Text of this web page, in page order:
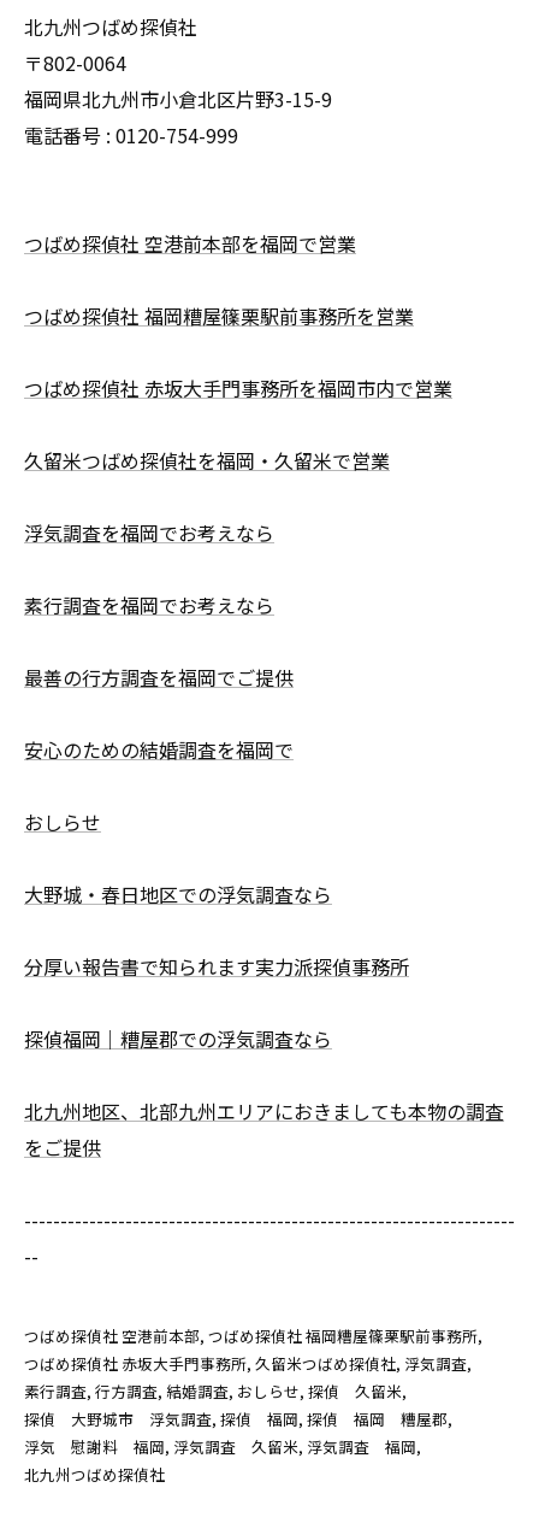
北九州つばめ探偵社
〒802-0064
福岡県北九州市小倉北区片野3-15-9
電話番号 : 0120-754-999
つばめ探偵社 空港前本部を福岡で営業
つばめ探偵社 福岡糟屋篠栗駅前事務所を営業
つばめ探偵社 赤坂大手門事務所を福岡市内で営業
久留米つばめ探偵社を福岡・久留米で営業
浮気調査を福岡でお考えなら
素行調査を福岡でお考えなら
最善の行方調査を福岡でご提供
安心のための結婚調査を福岡で
おしらせ
大野城・春日地区での浮気調査なら
分厚い報告書で知られます実力派探偵事務所
探偵福岡｜糟屋郡での浮気調査なら
北九州地区、北部九州エリアにおきましても本物の調査
をご提供
--------------------------------------------------------------------
--
つばめ探偵社 空港前本部 つばめ探偵社 福岡糟屋篠栗駅前事務所
つばめ探偵社 赤坂大手門事務所 久留米つばめ探偵社 浮気調査
素行調査 行方調査 結婚調査 おしらせ 探偵 久留米
探偵 大野城市 浮気調査 探偵 福岡 探偵 福岡 糟屋郡
浮気 慰謝料 福岡 浮気調査 久留米 浮気調査 福岡
北九州つばめ探偵社